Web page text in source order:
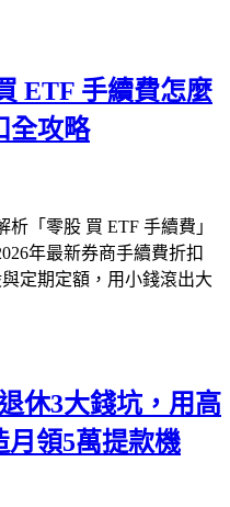
ETF 手續費怎麼
全攻略
「零股 買 ETF 手續費」
年最新券商手續費折扣
定期定額，用小錢滾出大
休3大錢坑，用高
領5萬提款機